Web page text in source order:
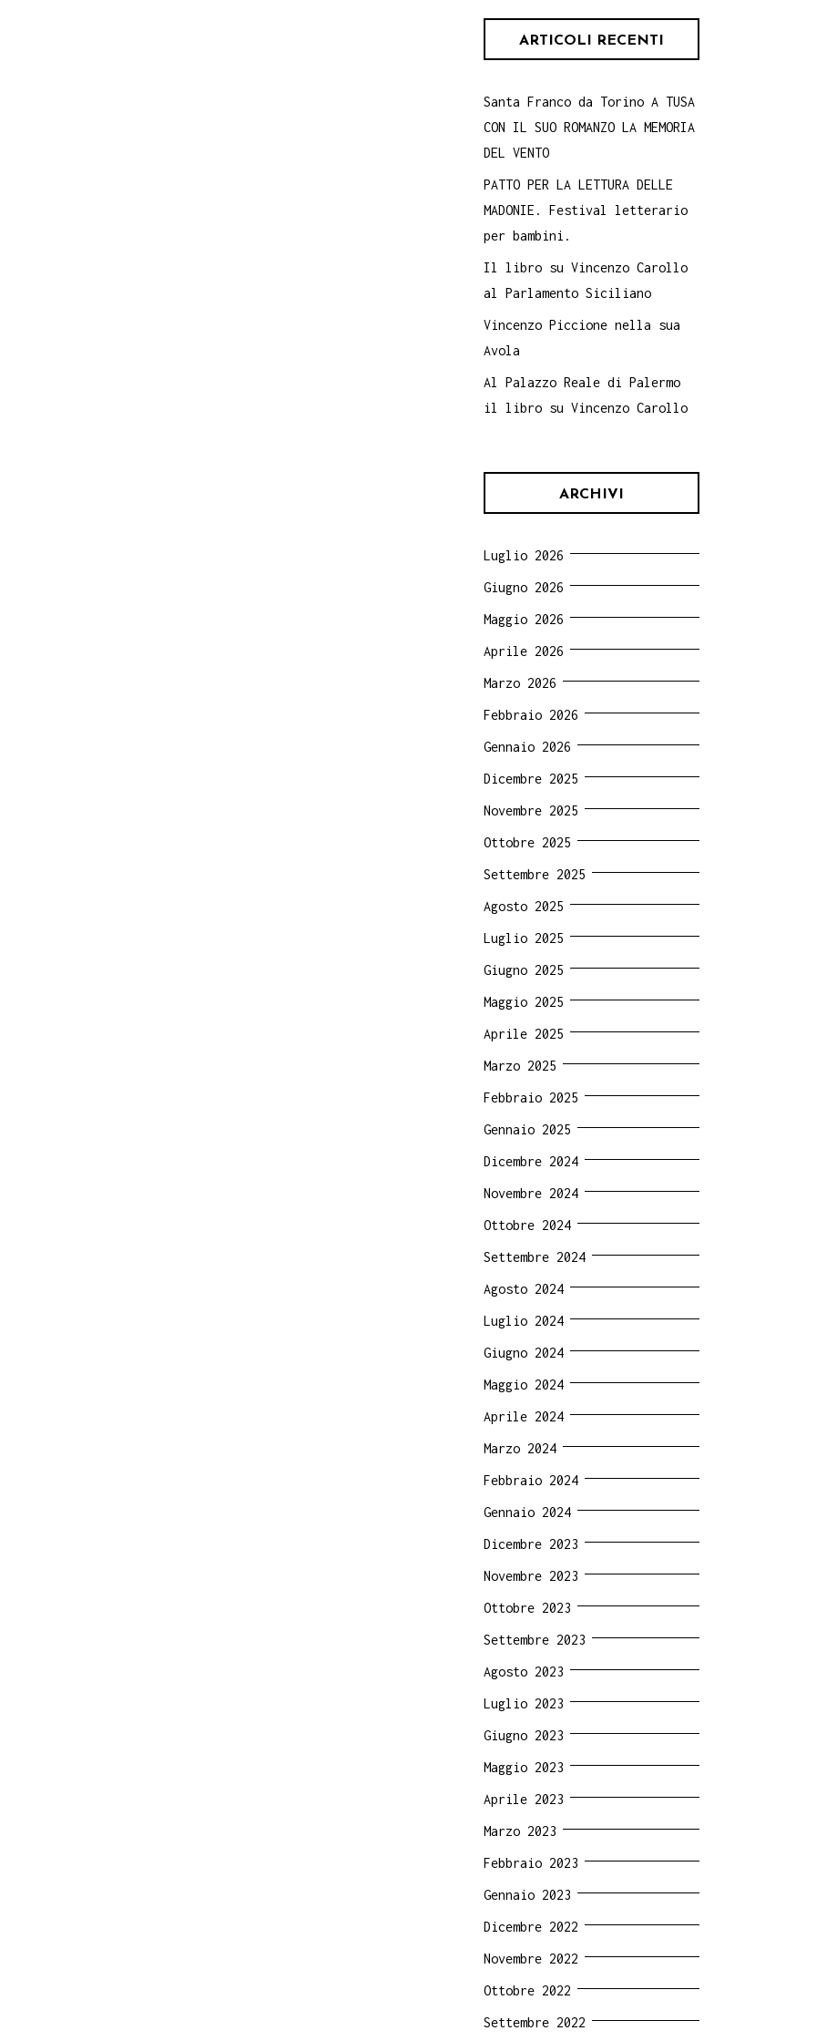
ARTICOLI RECENTI
Santa Franco da Torino A TUSA
CON IL SUO ROMANZO LA MEMORIA
DEL VENTO
PATTO PER LA LETTURA DELLE
MADONIE. Festival letterario
per bambini.
Il libro su Vincenzo Carollo
al Parlamento Siciliano
Vincenzo Piccione nella sua
Avola
Al Palazzo Reale di Palermo
il libro su Vincenzo Carollo
ARCHIVI
Luglio 2026
Giugno 2026
Maggio 2026
Aprile 2026
Marzo 2026
Febbraio 2026
Gennaio 2026
Dicembre 2025
Novembre 2025
Ottobre 2025
Settembre 2025
Agosto 2025
Luglio 2025
Giugno 2025
Maggio 2025
Aprile 2025
Marzo 2025
Febbraio 2025
Gennaio 2025
Dicembre 2024
Novembre 2024
Ottobre 2024
Settembre 2024
Agosto 2024
Luglio 2024
Giugno 2024
Maggio 2024
Aprile 2024
Marzo 2024
Febbraio 2024
Gennaio 2024
Dicembre 2023
Novembre 2023
Ottobre 2023
Settembre 2023
Agosto 2023
Luglio 2023
Giugno 2023
Maggio 2023
Aprile 2023
Marzo 2023
Febbraio 2023
Gennaio 2023
Dicembre 2022
Novembre 2022
Ottobre 2022
Settembre 2022